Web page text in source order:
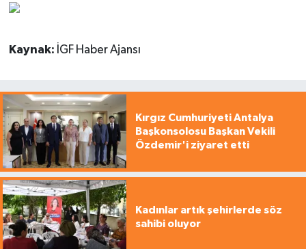
Kaynak: İGF Haber Ajansı
Kırgız Cumhuriyeti Antalya
Başkonsolosu Başkan Vekili
Özdemir'i ziyaret etti
Kadınlar artık şehirlerde söz
sahibi oluyor